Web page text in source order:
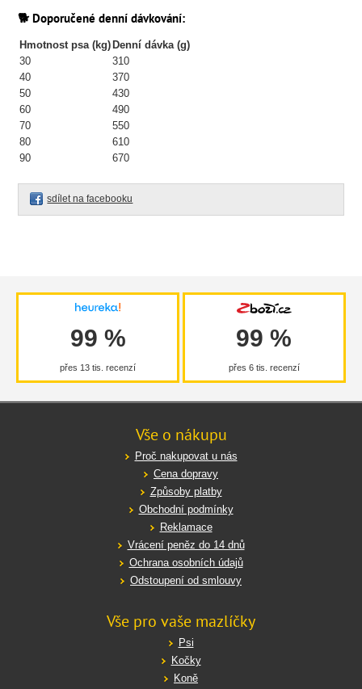
🐕 Doporučené denní dávkování:
Hmotnost psa (kg) Denní dávka (g)
30
310
40
370
50
430
60
490
70
550
80
610
90
670
sdílet na facebooku
99 %
přes 13 tis. recenzí
99 %
přes 6 tis. recenzí
Vše o nákupu
Proč nakupovat u nás
Cena dopravy
Způsoby platby
Obchodní podmínky
Reklamace
Vrácení peněz do 14 dnů
Ochrana osobních údajů
Odstoupení od smlouvy
Vše pro vaše mazlíčky
Psi
Kočky
Koně